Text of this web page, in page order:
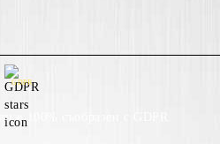
GDPR
е 100% съобразен с GDPR.